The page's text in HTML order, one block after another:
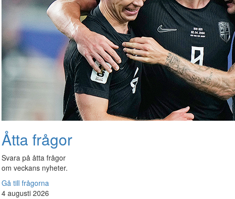
Åtta frågor
Svara på åtta frågor
om veckans nyheter.
Gå till frågorna
4 augusti 2026